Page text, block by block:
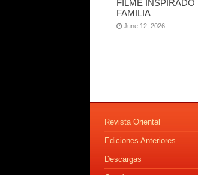
FILME INSPIRADO
FAMILIA
June 12, 2026
Revista Oriental
Ediciones Anteriores
Descargas